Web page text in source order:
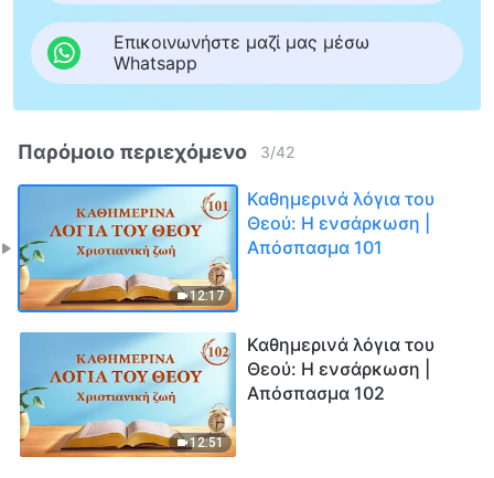
Επικοινωνήστε μαζί μας μέσω
Whatsapp
Παρόμοιο περιεχόμενο 3/42
12:17
Καθημερινά λόγια του
Θεού: Η ενσάρκωση |
Απόσπασμα 101
12:51
Καθημερινά λόγια του
Θεού: Η ενσάρκωση |
Απόσπασμα 102